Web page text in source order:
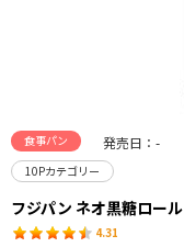
食事パン 発売日：-
10Pカテゴリー
フジパン ネオ黒糖ロール
4.31